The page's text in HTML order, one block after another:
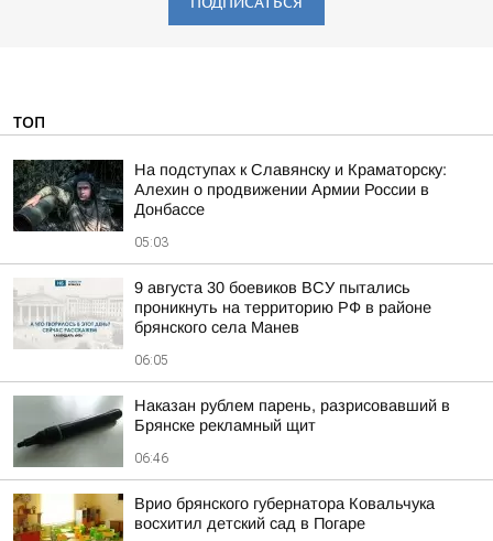
ТОП
На подступах к Славянску и Краматорску:
Алехин о продвижении Армии России в
Донбассе
05:03
9 августа 30 боевиков ВСУ пытались
проникнуть на территорию РФ в районе
брянского села Манев
06:05
Наказан рублем парень, разрисовавший в
Брянске рекламный щит
06:46
Врио брянского губернатора Ковальчука
восхитил детский сад в Погаре